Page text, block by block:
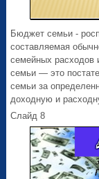
Бюджет семьи -
составляемая
семейных расходов
семьи — это
семьи за
доходную и
Слайд 8